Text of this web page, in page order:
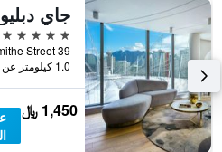
5 نجوم
1.0 كيلومتر عن وسط المدينة
1,450 ﷼